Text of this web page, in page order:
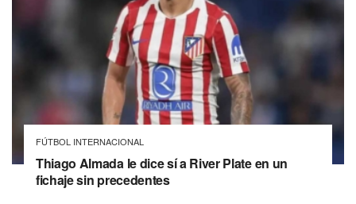
FÚTBOL INTERNACIONAL
Thiago Almada le dice sí a River Plate en un
fichaje sin precedentes